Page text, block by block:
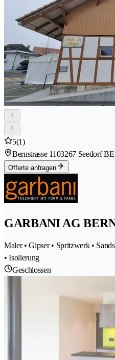
5(1)
Bernstrasse 1103267 Seedorf BE
Offerte anfragen
GARBANI AG
Maler • Gipser • Spritzwerk •
• Isolierung
Geschlossen